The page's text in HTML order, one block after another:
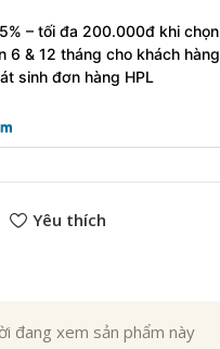
– tối đa 200.000đ khi chọn
6 & 12 tháng cho khách hàng
sinh đơn hàng HPL
Yêu thích
đang xem sản phẩm này